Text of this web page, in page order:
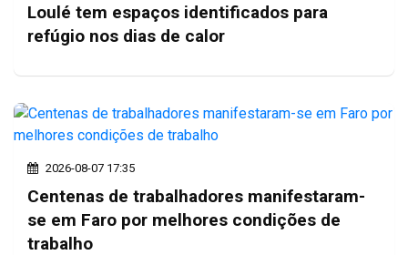
Loulé tem espaços identificados para
refúgio nos dias de calor
2026-08-07 17:35
Centenas de trabalhadores manifestaram-
se em Faro por melhores condições de
trabalho